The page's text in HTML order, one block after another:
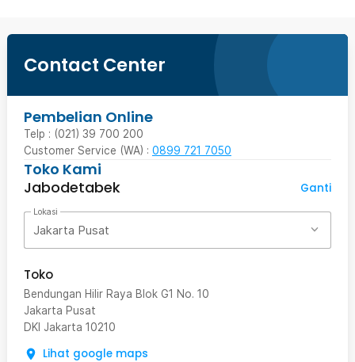
Contact Center
Pembelian Online
Telp : (021) 39 700 200
Customer Service (WA) : 0899 721 7050
Toko Kami
Jabodetabek
Ganti
Lokasi
Jakarta Pusat
Toko
Bendungan Hilir Raya Blok G1 No. 10
Jakarta Pusat
DKI Jakarta 10210
Lihat google maps